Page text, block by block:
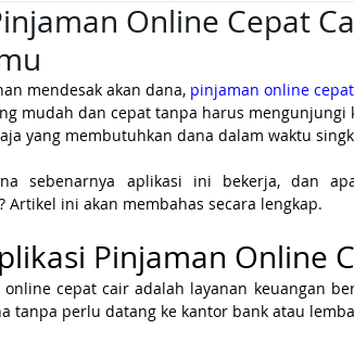
Nex Self Development
Online Cepat
mendesak akan dana, pinjaman online
mudah dan cepat tanpa harus
yang membutuhkan dana dalam waktu
sebenarnya aplikasi ini bekerja, dan
Artikel ini akan membahas secara lengkap.
Pinjaman Online
cepat cair adalah layanan keuangan
tanpa perlu datang ke kantor bank atau